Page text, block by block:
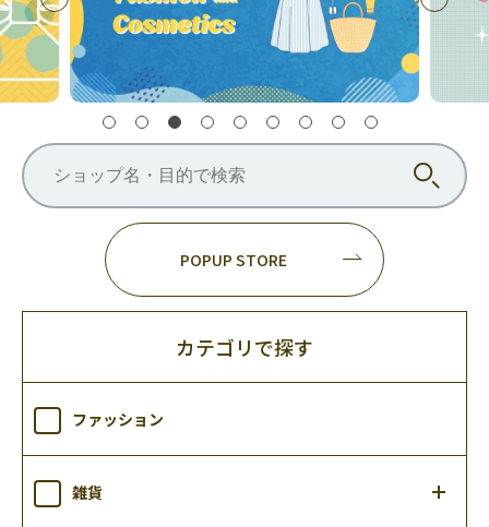
POPUP STORE
カテゴリで探す
ファッション
雑貨